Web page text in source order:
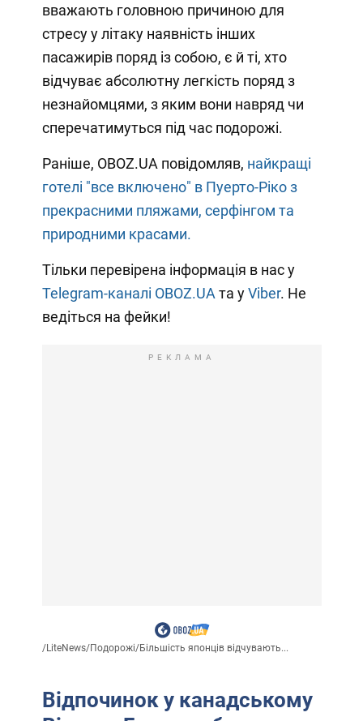
вважають головною причиною для
стресу у літаку наявність інших
пасажирів поряд із собою, є й ті, хто
відчуває абсолютну легкість поряд з
незнайомцями, з яким вони навряд чи
сперечатимуться під час подорожі.
Раніше, OBOZ.UA повідомляв, найкращі
готелі "все включено" в Пуерто-Ріко з
прекрасними пляжами, серфінгом та
природними красами.
Тільки перевірена інформація в нас у
Telegram-каналі OBOZ.UA та уViber. Не
ведіться на фейки!
РЕКЛАМА
/LiteNews/Подорожі/Більшість японців відчувають...
Відпочинок у канадському